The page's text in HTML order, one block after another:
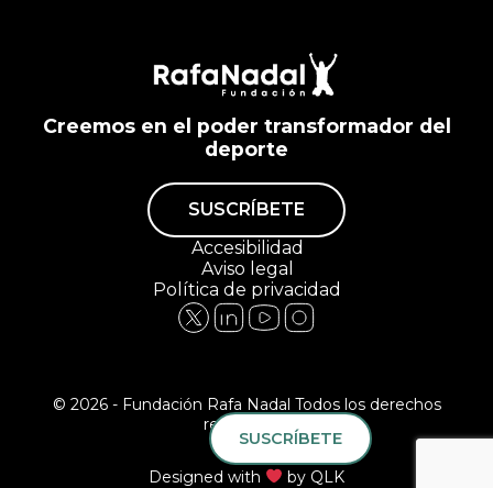
Creemos en el poder transformador del
deporte
SUSCRÍBETE
Accesibilidad
Aviso legal
Política de privacidad
© 2026 - Fundación Rafa Nadal Todos los derechos
reservados.
Designed with by QLK
SUSCRÍBETE